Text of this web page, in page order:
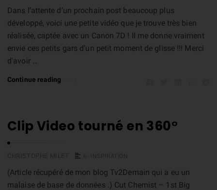
Dans l’attente d’un prochain post beaucoup plus
développé, voici une petite vidéo que je trouve très bien
réalisée, captée avec un Canon 7D ! Il me donne vraiment
envie ces petits gars d’un petit moment de glisse !!! Merci
d'avoir …
Continue reading
Clip Video tourné en 360°
(Article récupéré de mon blog Tv2Demain qui a eu un
malaise de base de données .) Cut Chemist – 1st Big